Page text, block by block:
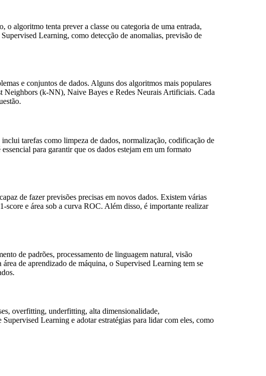
o algoritmo tenta prever a classe ou categoria de uma entrada,
Learning, como detecção de anomalias, previsão de
e conjuntos de dados. Alguns dos algoritmos mais populares
Neighbors (k-NN), Naive Bayes e Redes Neurais Artificiais. Cada
tarefas como limpeza de dados, normalização, codificação de
para garantir que os dados estejam em um formato
de fazer previsões precisas em novos dados. Existem várias
score e área sob a curva ROC. Além disso, é importante realizar
de padrões, processamento de linguagem natural, visão
de aprendizado de máquina, o Supervised Learning tem se
overfitting, underfitting, alta dimensionalidade,
Learning e adotar estratégias para lidar com eles, como